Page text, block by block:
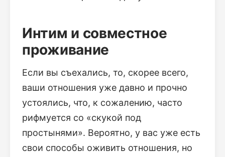
Интим и совместное
проживание
Если вы съехались, то, скорее всего,
ваши отношения уже давно и прочно
устоялись, что, к сожалению, часто
рифмуется со «скукой под
простынями». Вероятно, у вас уже есть
свои способы оживить отношения, но